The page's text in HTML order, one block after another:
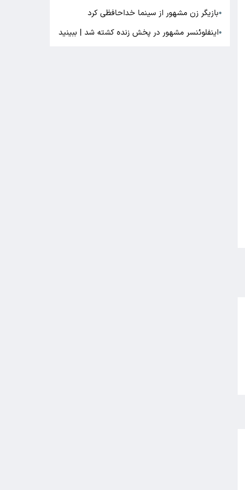
●بازیگر زن مشهور از سینما خداحافظی کرد
●اینفلوئنسر مشهور در پخش زنده کشته شد | ببینید